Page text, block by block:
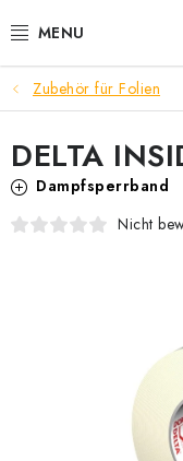
Inhalt
DACHFENSTER
DACHBODENTREPPE
Reklamationen und
Zubehör für Folien
DELTA
Dampfsperrband
Nicht